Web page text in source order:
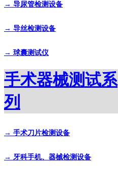
→ 导尿管检测设备
→ 导丝检测设备
→ 球囊测试仪
手术器械测试系
列
→ 手术刀片检测设备
→ 牙科手机、器械检测设备